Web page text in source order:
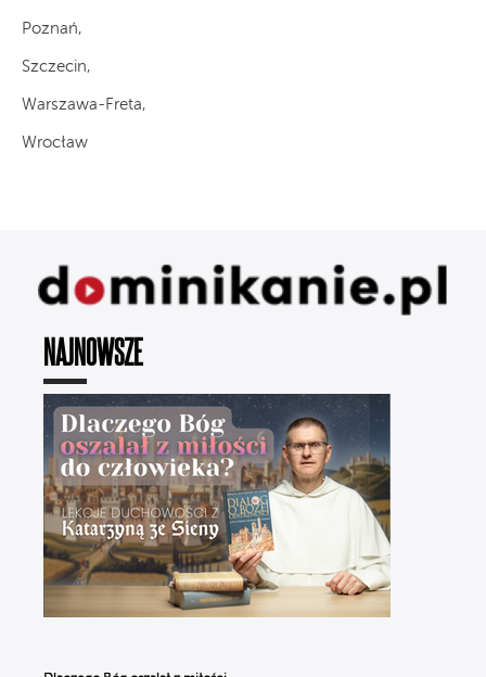
Poznań,
Szczecin,
Warszawa-Freta,
Wrocław
NAJNOWSZE
Dlaczego Bóg oszalał z miłości